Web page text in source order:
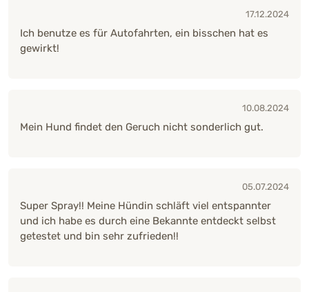
17.12.2024
Ich benutze es für Autofahrten, ein bisschen hat es
gewirkt!
10.08.2024
Mein Hund findet den Geruch nicht sonderlich gut.
05.07.2024
Super Spray!! Meine Hündin schläft viel entspannter
und ich habe es durch eine Bekannte entdeckt selbst
getestet und bin sehr zufrieden!!